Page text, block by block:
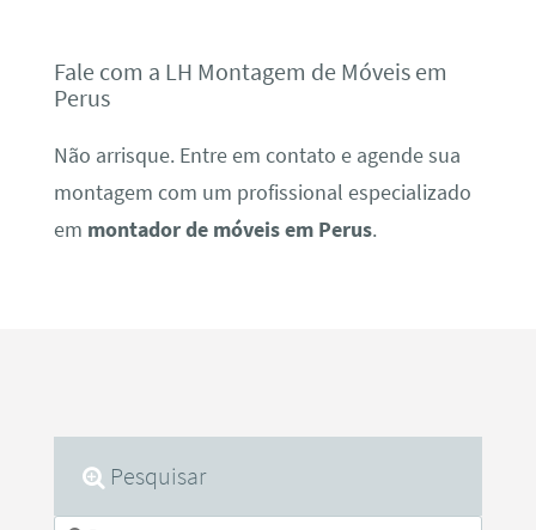
Fale com a LH Montagem de Móveis em
Perus
Não arrisque. Entre em contato e agende sua
montagem com um profissional especializado
em montador de móveis em Perus.
Pesquisar